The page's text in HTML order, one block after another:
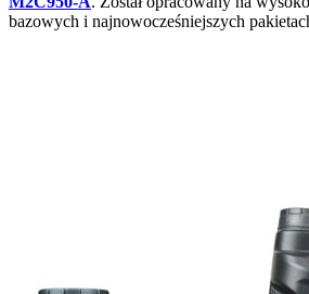
bazowych i najnowocześniejszych